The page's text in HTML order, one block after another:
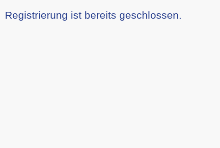
Registrierung ist bereits geschlossen.